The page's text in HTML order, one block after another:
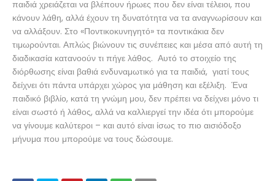
παιδιά χρειάζεται να βλέπουν ήρωες που δεν είναι τέλειοι, που
κάνουν λάθη, αλλά έχουν τη δυνατότητα να τα αναγνωρίσουν και
να αλλάξουν. Στο «Ποντικοκυνηγητό» τα ποντικάκια δεν
τιμωρούνται. Απλώς βιώνουν τις συνέπειες και μέσα από αυτή τη
διαδικασία κατανοούν τι πήγε λάθος. Αυτό το στοιχείο της
διόρθωσης είναι βαθιά ενδυναμωτικό για τα παιδιά, γιατί τους
δείχνει ότι πάντα υπάρχει χώρος για μάθηση και εξέλιξη. Ένα
παιδικό βιβλίο, κατά τη γνώμη μου, δεν πρέπει να δείχνει μόνο τι
είναι σωστό ή λάθος, αλλά να καλλιεργεί την ιδέα ότι μπορούμε
να γίνουμε καλύτεροι – και αυτό είναι ίσως το πιο αισιόδοξο
μήνυμα που μπορούμε να τους δώσουμε.